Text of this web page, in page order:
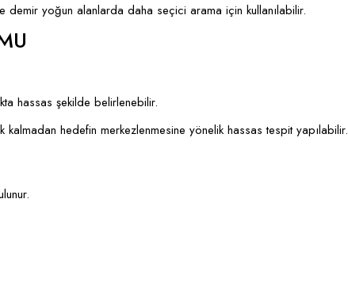
demir yoğun alanlarda daha seçici arama için kullanılabilir.
hassas şekilde belirlenebilir.
kalmadan hedefin merkezlenmesine yönelik hassas tespit yapılabilir.